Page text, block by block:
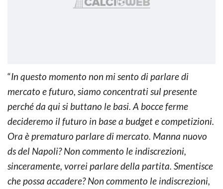
“In questo momento non mi sento di parlare di
mercato e futuro, siamo concentrati sul presente
perché da qui si buttano le basi. A bocce ferme
decideremo il futuro in base a budget e competizioni.
Ora è prematuro parlare di mercato. Manna nuovo
ds del Napoli? Non commento le indiscrezioni,
sinceramente, vorrei parlare della partita. Smentisce
che possa accadere? Non commento le indiscrezioni,